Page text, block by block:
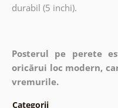
durabil (5 inchi).
Posterul pe perete
oricărui loc modern,
vremurile.
Categorii